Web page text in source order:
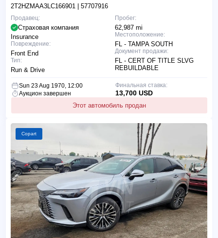
2T2HZMAA3LC166901 | 57707916
Пробег:
62,987 mi
Местоположение:
FL - TAMPA SOUTH
Документ продажи:
FL - CERT OF TITLE SLVG
REBUILDABLE
Продавец:
Страховая компания
Insurance
Повреждение:
Front End
Тип:
Run & Drive
Sun 23 Aug 1970, 12:00
Аукцион завершен
Этот автомобиль продан
Финальная ставка:
13,700 USD
Copart